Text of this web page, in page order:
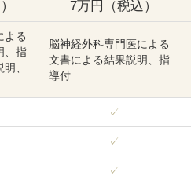
7万円（税込）
よる
、指
、
脳神経外科専門医による
文書による結果説明、指
導付
✓
✓
✓